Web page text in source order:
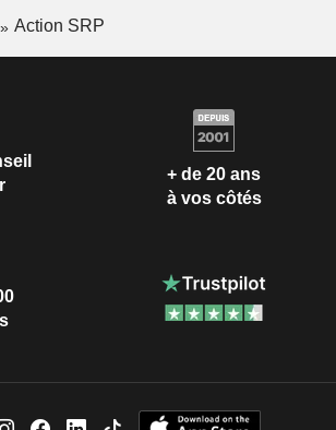
Action SRP
+ de 20 ans
à vos côtés